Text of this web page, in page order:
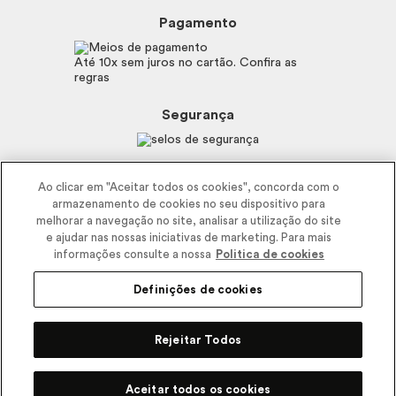
Código de defesa do consumidor
Trabalhe com a gente
Recomendações Covid19
Fale Conosco
E-mail
Pagamento
Até 10x sem juros no cartão. Confira as
regras
Segurança
CEP 11900-000 | CNPJ/MF 11.137.051/0406-41 IE 574.066.180.111
Pode Confiar
Ao clicar em "Aceitar todos os cookies", concorda com o
armazenamento de cookies no seu dispositivo para
melhorar a navegação no site, analisar a utilização do site
e ajudar nas nossas iniciativas de marketing. Para mais
informações consulte a nossa
Politica de cookies
Definições de cookies
Rejeitar Todos
Aceitar todos os cookies